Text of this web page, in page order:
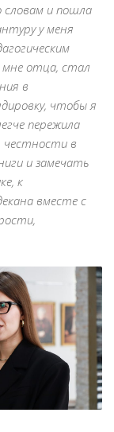
словам и пошла
у меня
мне отца, стал
в
чтобы я
пережила
честности в
и замечать
к
вместе с